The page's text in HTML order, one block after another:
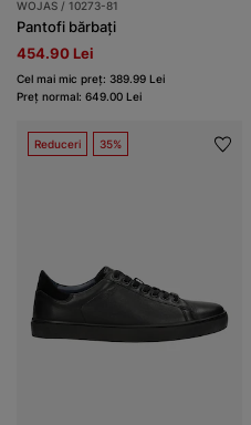
WOJAS / 10273-81
Pantofi bărbați
454.90 Lei
Cel mai mic preț: 389.99 Lei
Preț normal: 649.00 Lei
Reduceri 35%